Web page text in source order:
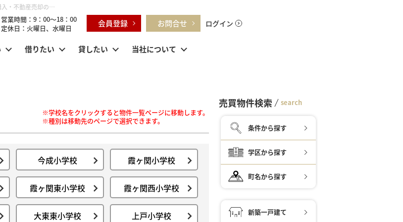
川越市の小学校学区一覧｜鶴ヶ島市・坂戸市・東松山市・川越市の不動産購入・不動産売却のことならセンチュリー21明和ハウス
営業時間：9：00～18：00
定休日：火曜日、水曜日
会員登録 お問合せ ログイン
借りたい 貸したい 当社について
※学校名をクリックすると物件一覧ページに移動します。
※種別は移動先のページで選択できます。
今成小学校 霞ヶ関小学校
霞ヶ関東小学校 霞ヶ関西小学校
大東東小学校 上戸小学校
売買物件検索 search
条件から探す
学区から探す
町名から探す
新築一戸建て